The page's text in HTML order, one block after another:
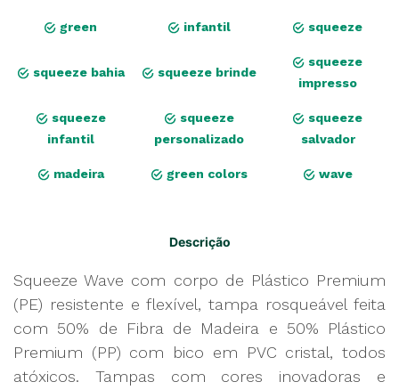
green infantil squeeze
squeeze bahia squeeze brinde
squeeze
impresso
squeeze
infantil
squeeze
personalizado
squeeze
salvador
madeira green colors wave
Descrição
Squeeze Wave com corpo de Plástico Premium
(PE) resistente e flexível, tampa rosqueável feita
com 50% de Fibra de Madeira e 50% Plástico
Premium (PP) com bico em PVC cristal, todos
atóxicos. Tampas com cores inovadoras e